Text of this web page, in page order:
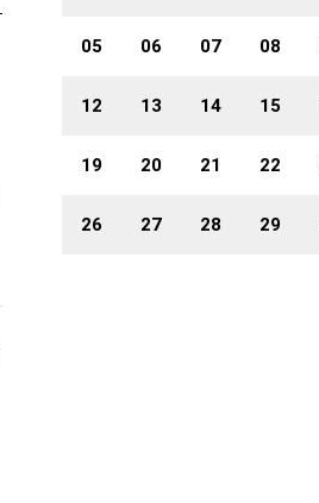
05 06 07 08
12 13 14 15
19 20 21 22
26 27 28 29